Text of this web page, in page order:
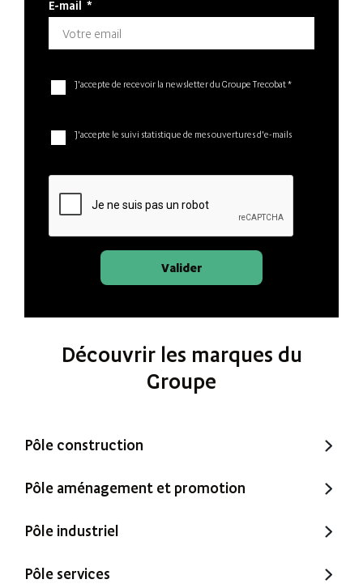
E-mail *
J'accepte de recevoir la newsletter du Groupe Trecobat *
J'accepte le suivi statistique de mes ouvertures d'e-mails
Valider
Découvrir les marques du
Groupe
Pôle construction
Trecobat
Extenbois
Mureno
Pôle aménagement et promotion
Amenatys
Office Santé – Marque partenaire
Pôle industriel
Murébois
Pôle services